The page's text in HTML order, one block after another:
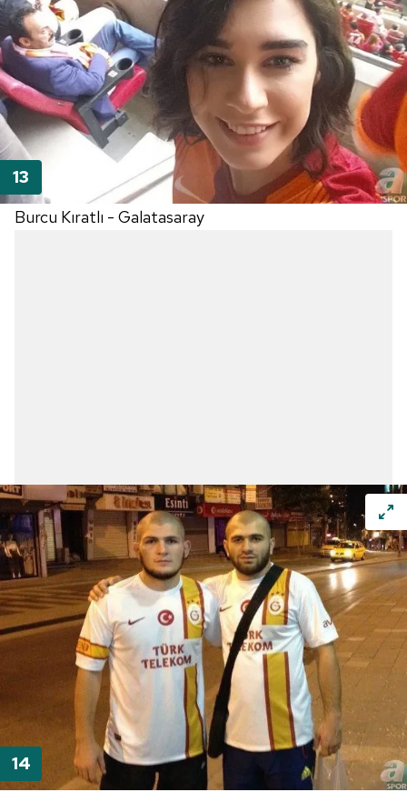
kullanılmaktadır. Bu çerezler vasıtasıyla çeşitli kişisel
verileriniz işlenmekte olup gerekli olan çerezler bilgi
toplumu hizmetlerinin sunulması amacıyla
kullanılmaktadır. Diğer çerezler, sitemizin daha işlevsel
kılınması ve kişiselleştirilmesi ve sizlere yönelik
reklam/pazarlama faaliyetlerinin yapılması, amaçlarıyla
sınırlı olarak açık rızanız dahilinde kullanılacaktır.
Çerezlere ilişkin tercihlerinizi aşağıda yer alan panel
vasıtasıyla belirleyebilirsiniz. Çerezlere ilişkin detaylı bilgi
için Ayarlar butonuna tıklayabilir,
Burcu Kıratlı - Galatasaray